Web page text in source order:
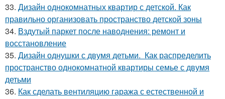
33. Дизайн однокомнатных квартир с детской. Как
правильно организовать пространство детской зоны
34. Вздутый паркет после наводнения: ремонт и
восстановление
35. Дизайн однушки с двумя детьми. Как распределить
пространство однокомнатной квартиры семье с двумя
детьми
36. Как сделать вентиляцию гаража с естественной и